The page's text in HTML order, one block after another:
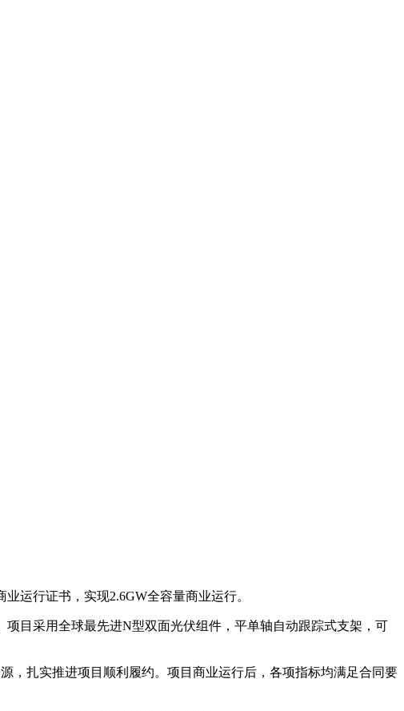
运行证书，实现2.6GW全容量商业运行。
目采用全球最先进N型双面光伏组件，平单轴自动跟踪式支架，可
，扎实推进项目顺利履约。项目商业运行后，各项指标均满足合同要